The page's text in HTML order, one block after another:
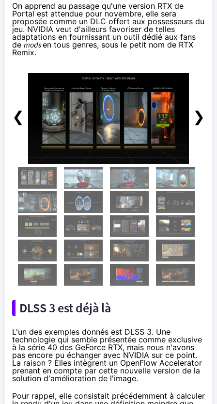
On apprend au passage qu'une version RTX de
Portalest attendue pour novembre, elle sera
proposée comme un DLC offert aux possesseurs du
jeu. NVIDIA veut d'ailleurs favoriser de telles
adaptations en fournissant un outil dédié aux fans
de modsen tous genres, sous le petit nom de RTX
Remix.
❮ ❯
DLSS 3 est déjà là
L'un des exemples donnés est DLSS 3. Une
technologie qui semble présentée comme exclusive
à la série 40 des GeForce RTX, mais nous n'avons
pas encore pu échanger avec NVIDIA sur ce point.
La raison ? Elles intègrent un OpenFlow Accelerator
prenant en compte par cette nouvelle version de la
solution d'amélioration de l'image.
Pour rappel, elle consistait précédemment à calculer